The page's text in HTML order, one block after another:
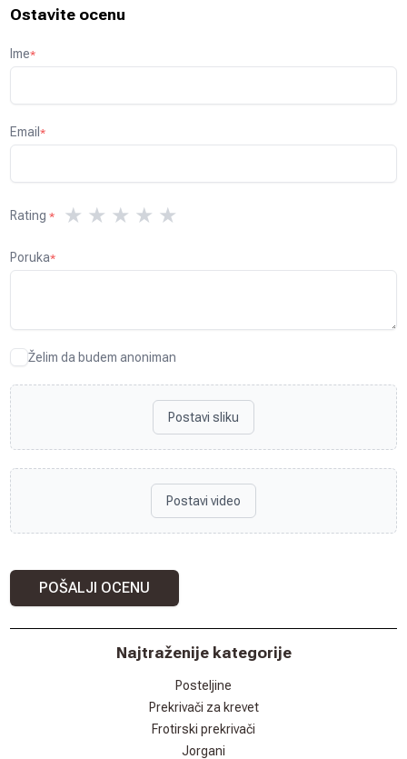
Ostavite ocenu
Ime*
Email*
Rating * ★ ★ ★ ★ ★
Poruka*
Želim da budem anoniman
Postavi sliku
Postavi video
POŠALJI OCENU
Najtraženije kategorije
Posteljine
Prekrivači za krevet
Frotirski prekrivači
Jorgani